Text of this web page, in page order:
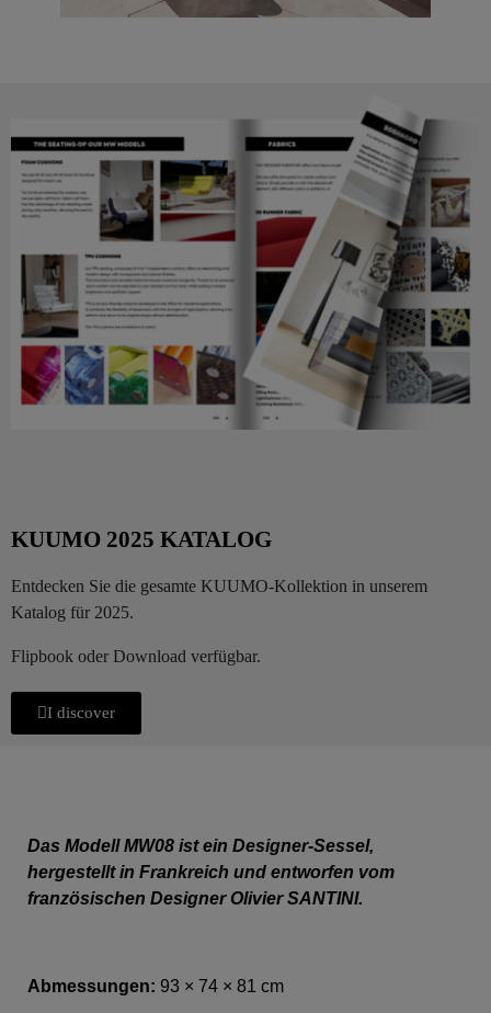
KUUMO 2025 KATALOG
Entdecken Sie die gesamte KUUMO-Kollektion in unserem
Katalog für 2025.
Flipbook oder Download verfügbar.
I discover
Das Modell MW08 ist ein Designer-Sessel,
hergestellt in Frankreich und entworfen vom
französischen Designer Olivier SANTINI.
Abmessungen: 93 × 74 × 81 cm